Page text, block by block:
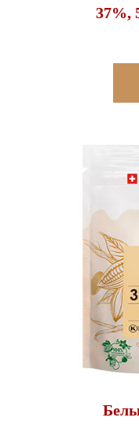
37%,